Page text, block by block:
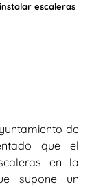
escaleras
de
que el
en la
supone un